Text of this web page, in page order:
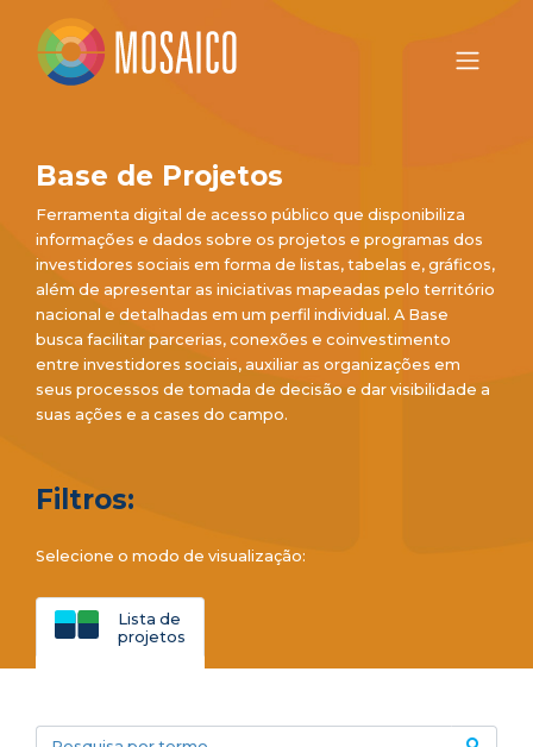
Base de Projetos
Ferramenta digital de acesso público que disponibiliza
informações e dados sobre os projetos e programas dos
investidores sociais em forma de listas, tabelas e, gráficos,
além de apresentar as iniciativas mapeadas pelo território
nacional e detalhadas em um perfil individual. A Base
busca facilitar parcerias, conexões e coinvestimento
entre investidores sociais, auxiliar as organizações em
seus processos de tomada de decisão e dar visibilidade a
suas ações e a cases do campo.
Filtros:
Selecione o modo de visualização:
Lista de
projetos
Pesquisa por termo